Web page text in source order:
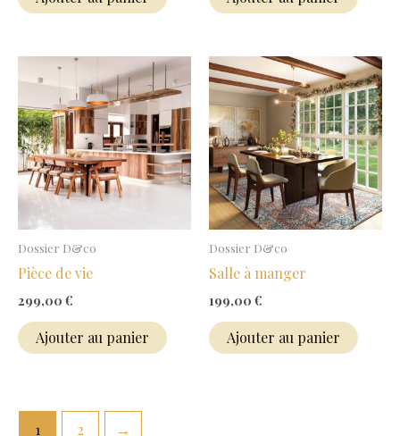
Dossier D&co
Pièce de vie
299,00 €
Ajouter au panier
Dossier D&co
Salle à manger
199,00 €
Ajouter au panier
1 2 →